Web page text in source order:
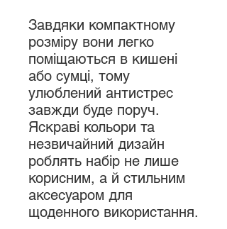
Завдяки компактному
розміру вони легко
поміщаються в кишені
або сумці, тому
улюблений антистрес
завжди буде поруч.
Яскраві кольори та
незвичайний дизайн
роблять набір не лише
корисним, а й стильним
аксесуаром для
щоденного використання.